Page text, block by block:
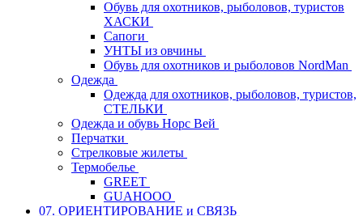
Обувь для охотников, рыболовов, туристов
ХАСКИ
Сапоги
УНТЫ из овчины
Обувь для охотников и рыболовов NordMan
Одежда
Одежда для охотников, рыболовов, туристов,
СТЕЛЬКИ
Одежда и обувь Норс Вей
Перчатки
Стрелковые жилеты
Термобелье
GREET
GUAHOOO
07. ОРИЕНТИРОВАНИЕ и СВЯЗЬ